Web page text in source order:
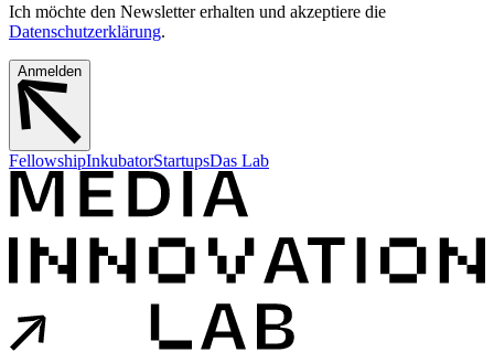
Ich möchte den Newsletter erhalten und akzeptiere die
Datenschutzerklärung.
Anmelden
FellowshipInkubatorStartupsDas Lab